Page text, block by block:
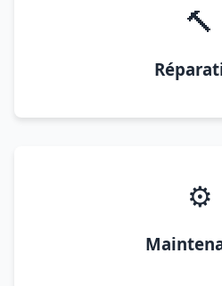
🔨
⚙️